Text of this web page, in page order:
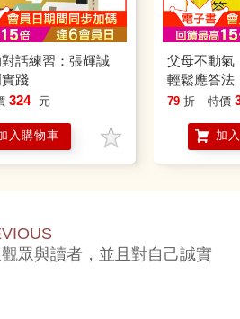
話練習：張輝誠
踐
324 元
入購物車
父母不動氣
輕鬆應答法
見教養情境
79 折 特價
加
眾與讀者，並且對自己誠實